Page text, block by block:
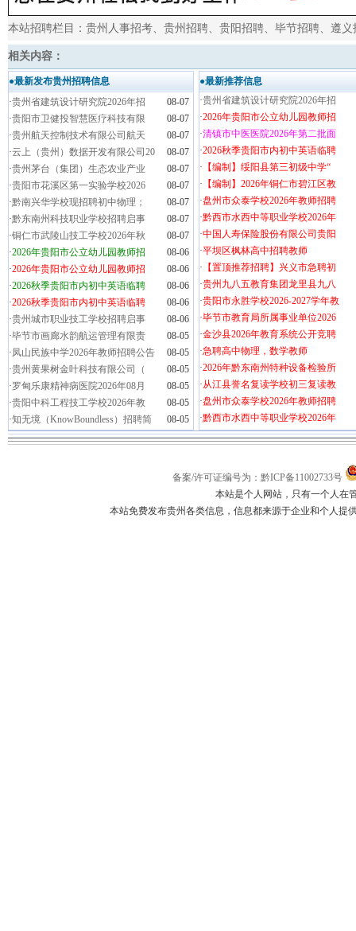
本站招聘栏目： 贵州人事招考、 贵州招聘、 贵阳招聘、 毕节招聘、 遵义
相关内容：
●最新发布贵州招聘信息
·贵州省建筑设计研究院2026年招
08-07
·贵阳市卫健投智慧医疗科技有限
08-07
·贵州航天控制技术有限公司航天
08-07
·云上（贵州）数据开发有限公司20
08-07
·贵州茅台（集团）生态农业产业
08-07
·贵阳市花溪区第一实验学校2026
08-07
·黔南兴华学校现招聘初中物理；
08-07
·黔东南州科技职业学校招聘启事
08-07
·铜仁市武陵山技工学校2026年秋
08-07
·2026年贵阳市公立幼儿园教师招
08-06
·2026年贵阳市公立幼儿园教师招
08-06
·2026秋季贵阳市内初中英语临聘
08-06
·2026秋季贵阳市内初中英语临聘
08-06
·贵州城市职业技工学校招聘启事
08-06
·毕节市画廊水韵航运管理有限责
08-05
·凤山民族中学2026年教师招聘公告
08-05
·贵州黄果树金叶科技有限公司（
08-05
·罗甸乐康精神病医院2026年08月
08-05
·贵阳中科工程技工学校2026年教
08-05
·知无境（KnowBoundless）招聘简 08-05
●最新推荐信息
·贵州省建筑设计研究院2026年招
·2026年贵阳市公立幼儿园教师招
·清镇市中医医院2026年第二批面
·2026秋季贵阳市内初中英语临聘
· 【编制】绥阳县第三初级中学“
· 【编制】2026年铜仁市碧江区教
·盘州市众泰学校2026年教师招聘
·黔西市水西中等职业学校2026年
·中国人寿保险股份有限公司贵阳
·平坝区枫林高中招聘教师
· 【置顶推荐招聘】兴义市急聘初
·贵州九八五教育集团龙里县九八
·贵阳市永胜学校2026-2027学年教
·毕节市教育局所属事业单位2026
·金沙县2026年教育系统公开竞聘
·急聘高中物理，数学教师
·2026年黔东南州特种设备检验所
·从江县誉名复读学校初三复读教
·盘州市众泰学校2026年教师招聘
·黔西市水西中等职业学校2026年
备案/许可证编号为：黔ICP备11002733号
本站是个人网站，只有一个人在
本站免费发布贵州各类信息，信息都来源于企业和个人提